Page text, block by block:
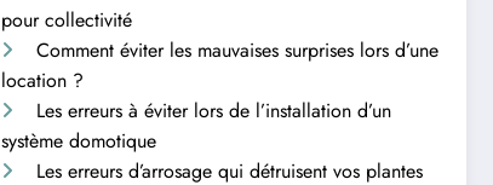
pour collectivité
Comment éviter les mauvaises surprises lors d’une
location ?
Les erreurs à éviter lors de l’installation d’un
système domotique
Les erreurs d’arrosage qui détruisent vos plantes